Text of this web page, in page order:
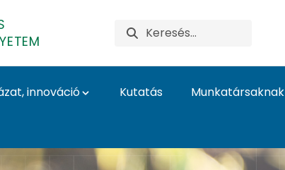
innováció Kutatás
Munkatársaknak